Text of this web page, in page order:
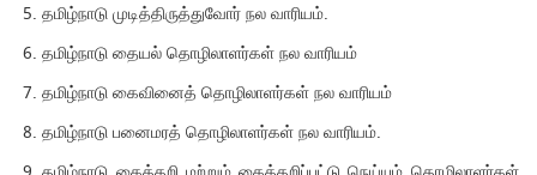
தமிழ்நாடு முடித்திருத்துவோர் நல வாரியம்.
தமிழ்நாடு தையல் தொழிலாளர்கள் நல வாரியம்
தமிழ்நாடு கைவினைத் தொழிலாளர்கள் நல வாரியம்
தமிழ்நாடு பனைமரத் தொழிலாளர்கள் நல வாரியம்.